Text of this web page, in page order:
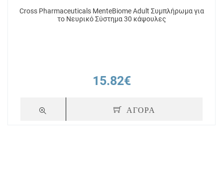
Cross Pharmaceuticals MenteBiome Adult Συμπλήρωμα για
το Νευρικό Σύστημα 30 κάψουλες
15.82€
ΑΓΟΡΑ